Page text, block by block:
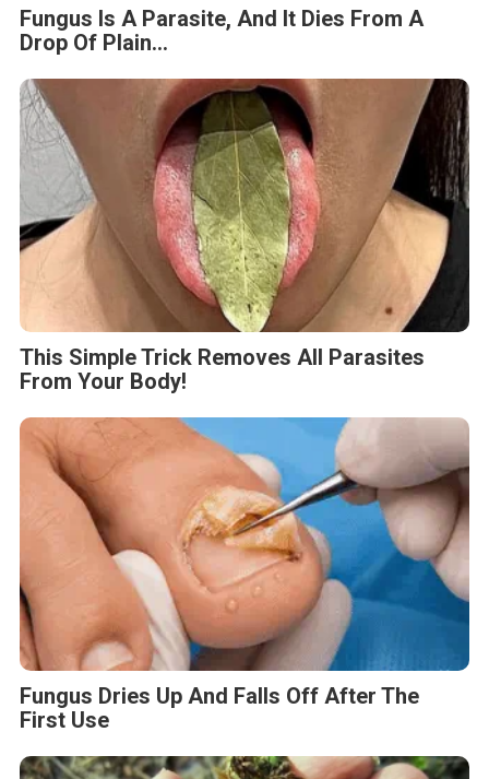
Fungus Is A Parasite, And It Dies From A
Drop Of Plain...
This Simple Trick Removes All Parasites
From Your Body!
Fungus Dries Up And Falls Off After The
First Use